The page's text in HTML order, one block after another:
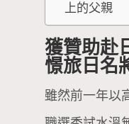
上的父親
獲贊助赴
憬旅日名
雖然前一年以